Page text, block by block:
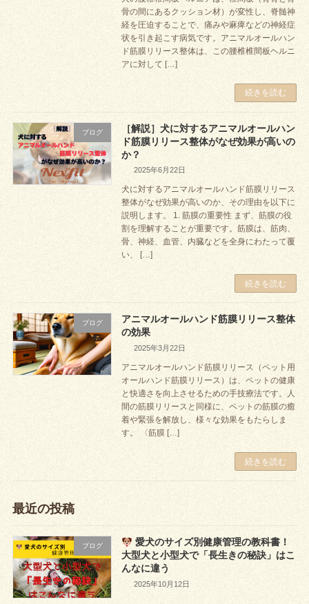
骨の間にあるクッション材）が変性し、脊髄神
経を圧迫することで、痛みや麻痺などの神経症
状を引き起こす病気です。アニマルオールハン
ド筋膜リリース整体は、この腰椎椎間板ヘルニ
アに対して […]
続きを読む
ブログ
［解説］犬に対するアニマルオールハン
ド筋膜リリース整体がなぜ効果が高いの
か？
2025年6月22日
犬に対するアニマルオールハンド筋膜リリース
整体がなぜ効果が高いのか、その理由を以下に
説明します。 1. 筋膜の重要性 まず、筋膜の役
割を理解することが重要です。筋膜は、筋肉、
骨、神経、血管、内臓などを全身にわたって覆
い、 […]
続きを読む
ブログ
アニマルオールハンド筋膜リリース整体
の効果
2025年3月22日
アニマルオールハンド筋膜リリース（ペット用
オールハンド筋膜リリース）は、ペットの健康
と快適さを向上させるための手技療法です。人
間の筋膜リリースと同様に、ペットの筋膜の癒
着や緊張を解放し、様々な効果をもたらしま
す。 〈筋膜 […]
続きを読む
最近の投稿
ブログ
愛犬のサイズ別健康管理の教科書！
大型犬と小型犬で「長生きの秘訣」はこ
んなに違う
2025年10月12日